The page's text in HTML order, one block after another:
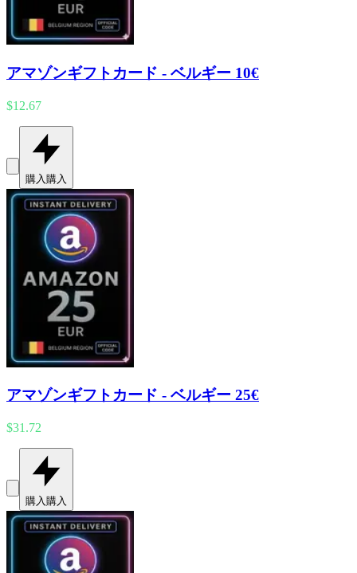
アマゾンギフトカード - ベルギー 10€
$12.67
購入 購入
アマゾンギフトカード - ベルギー 25€
$31.72
購入購入